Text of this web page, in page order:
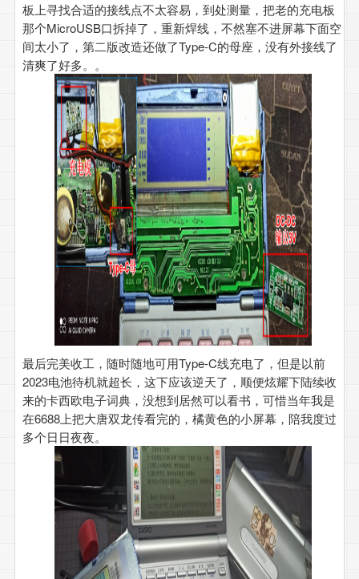
板上寻找合适的接线点不太容易，到处测量，把老的充电板
那个MicroUSB口拆掉了，重新焊线，不然塞不进屏幕下面空
间太小了，第二版改造还做了Type-C的母座，没有外接线了
清爽了好多。。
最后完美收工，随时随地可用Type-C线充电了，但是以前
2023电池待机就超长，这下应该逆天了，顺便炫耀下陆续收
来的卡西欧电子词典，没想到居然可以看书，可惜当年我是
在6688上把大唐双龙传看完的，橘黄色的小屏幕，陪我度过
多个日日夜夜。